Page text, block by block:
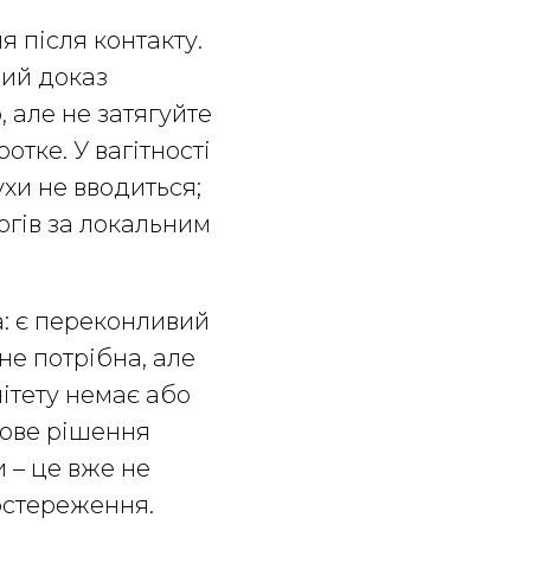
після контакту.
доказ
але не затягуйте
У вагітності
не вводиться;
за локальним
є переконливий
потрібна, але
немає або
рішення
– це вже не